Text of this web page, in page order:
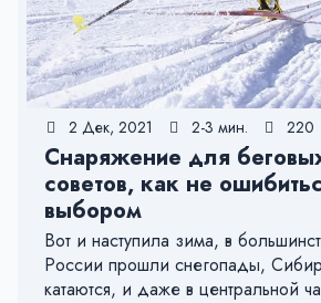
2 Дек, 2021 2-3 мин. 220
Снаряжение для
советов, как не
выбором
Вот и наступила зима, в
России прошли снегопады,
катаются, и даже в центральной